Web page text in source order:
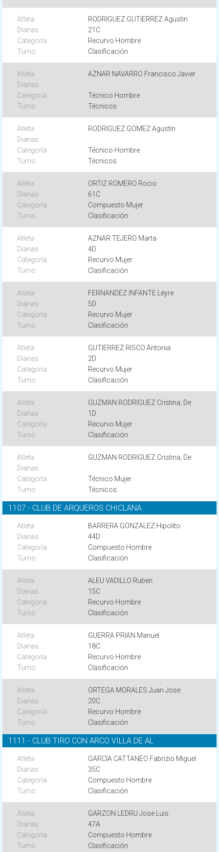
RODRIGUEZ GUTIERREZ Agustin
21C
Recurvo Hombre
Clasificación
AZNAR NAVARRO Francisco Javier
Técnico Hombre
Técnicos
RODRIGUEZ GOMEZ Agustin
Técnico Hombre
Técnicos
ORTIZ ROMERO Rocio
61C
Compuesto Mujer
Clasificación
AZNAR TEJERO Marta
4D
Recurvo Mujer
Clasificación
FERNANDEZ INFANTE Leyre
5D
Recurvo Mujer
Clasificación
GUTIERREZ RISCO Antonia
2D
Recurvo Mujer
Clasificación
GUZMAN RODRIGUEZ Cristina, De
1D
Recurvo Mujer
Clasificación
GUZMAN RODRIGUEZ Cristina, De
Técnico Mujer
Técnicos
1107 - CLUB DE ARQUEROS CHICLANA
BARRERA GONZALEZ Hipolito
44D
Compuesto Hombre
Clasificación
ALEU VADILLO Ruben
15C
Recurvo Hombre
Clasificación
GUERRA PRIAN Manuel
18C
Recurvo Hombre
Clasificación
ORTEGA MORALES Juan Jose
20C
Recurvo Hombre
Clasificación
1111 - CLUB TIRO CON ARCO VILLA DE AL
GARCIA CATTANEO Fabrizio Miguel
35C
Compuesto Hombre
Clasificación
GARZON LEDRU Jose Luis
47A
Compuesto Hombre
Clasificación